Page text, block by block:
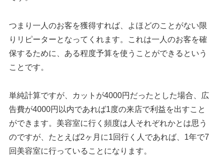
つまり一人のお客を獲得すれば、よほどのことがない限
りリピーターとなってくれます。これは一人のお客を確
保するために、ある程度予算を使うことができるという
ことです。
単純計算ですが、カットが4000円だったとした場合、広
告費が4000円以内であれば1度の来店で利益を出すこと
ができます。美容室に行く頻度は人それぞれかとは思う
のですが、たとえば2ヶ月に1回行く人であれば、1年で7
回美容室に行っていることになります。